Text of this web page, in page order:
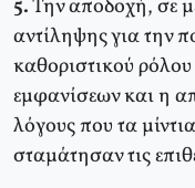
5.Την αποδοχή, σε
αντίληψης για την
καθοριστικού
εμφανίσεων και η
λόγους που τα
σταμάτησαν τις